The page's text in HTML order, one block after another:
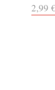
2,99